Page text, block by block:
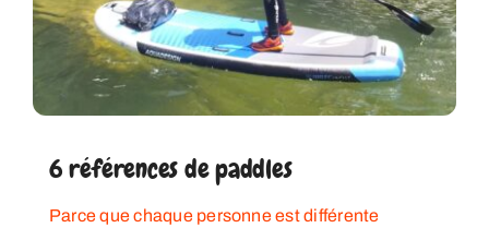
6 références de paddles
Parce que chaque personne est différente